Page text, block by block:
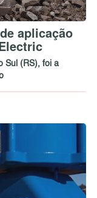
aplicação
Sul (RS), foi a